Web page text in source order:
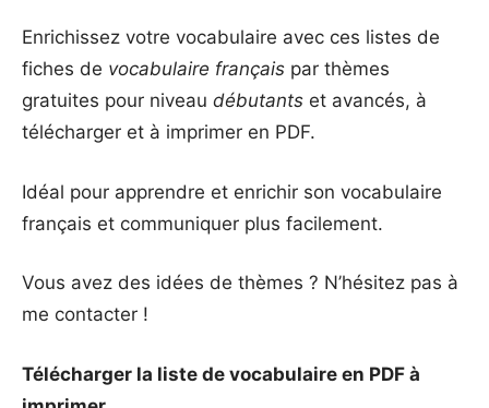
Enrichissez votre vocabulaire avec ces listes de
fiches de vocabulaire français par thèmes
gratuites pour niveau débutants et avancés, à
télécharger et à imprimer en PDF.
Idéal pour apprendre et enrichir son vocabulaire
français et communiquer plus facilement.
Vous avez des idées de thèmes ? N’hésitez pas à
me contacter !
Télécharger la liste de vocabulaire en PDF à